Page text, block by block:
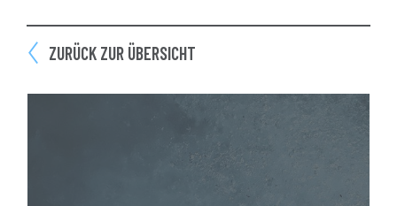
ZURÜCK ZUR ÜBERSICHT